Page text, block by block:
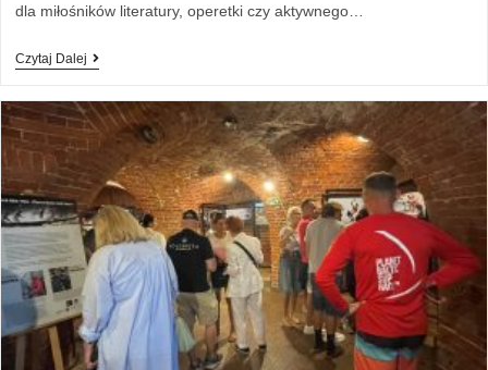
dla miłośników literatury, operetki czy aktywnego…
Czytaj Dalej